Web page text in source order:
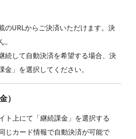
のURLからご決済いただけます。決
続して自動決済を希望する場合、決
金」を選択してください。
）
ト上にて「継続課金」を選択する
じカード情報で自動決済が可能で